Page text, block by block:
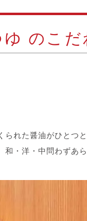
のこだ
れた醤油がひとつ
・洋・中問わずあ